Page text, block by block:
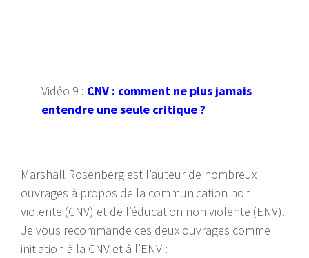
Vidéo 9 : CNV : comment ne plus jamais
entendre une seule critique ?
Marshall Rosenberg est l’auteur de nombreux
ouvrages à propos de la communication non
violente (CNV) et de l’éducation non violente (ENV).
Je vous recommande ces deux ouvrages comme
initiation à la CNV et à l’ENV :